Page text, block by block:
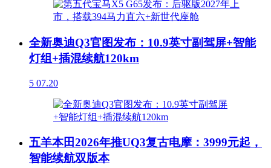
全新奥迪Q3官图发布：10.9英寸副驾屏+智能
灯组+插混续航120km
5 07.20
五羊本田2026年推UQ3复古电摩：3999元起，
智能续航双版本